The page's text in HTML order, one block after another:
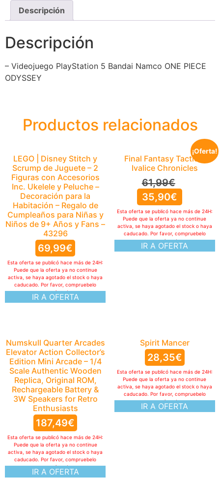
Descripción
Descripción
– Videojuego PlayStation 5 Bandai Namco ONE PIECE
ODYSSEY
Productos relacionados
LEGO | Disney Stitch y
Scrump de Juguete – 2
Figuras con Accesorios
Inc. Ukelele y Peluche –
Decoración para la
Habitación – Regalo de
Cumpleaños para Niñas y
Niños de 9+ Años y Fans –
43296
69,99€
IR A OFERTA
Esta oferta se publicó hace más de 24H:
Puede que la oferta ya no continue
activa, se haya agotado el stock o haya
caducado. Por favor, compruebelo
manualmente
¡Oferta!
Final Fantasy Tactics:
Ivalice Chronicles
61,99€
35,90€
IR A OFERTA
Esta oferta se publicó hace más de 24H:
Puede que la oferta ya no continue
activa, se haya agotado el stock o haya
caducado. Por favor, compruebelo
manualmente
Numskull Quarter Arcades
Elevator Action Collector’s
Edition Mini Arcade – 1/4
Scale Authentic Wooden
Replica, Original ROM,
Rechargeable Battery &
3W Speakers for Retro
Enthusiasts
187,49€
IR A OFERTA
Esta oferta se publicó hace más de 24H:
Puede que la oferta ya no continue
activa, se haya agotado el stock o haya
caducado. Por favor, compruebelo
manualmente
Spirit Mancer
28,35€
IR A OFERTA
Esta oferta se publicó hace más de 24H:
Puede que la oferta ya no continue
activa, se haya agotado el stock o haya
caducado. Por favor, compruebelo
manualmente